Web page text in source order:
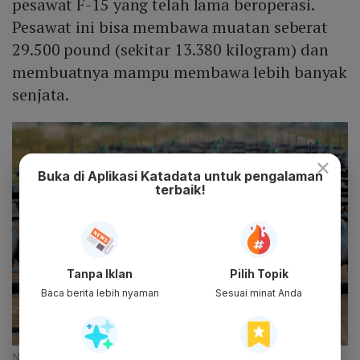
Pesawat ini bisa membawa muatan seberat
29.500 pound (sekitar 13.380 kilogram) dan
membuatnya mampu membawa lebih banyak
senjata.
×
Buka di Aplikasi Katadata untuk pengalaman
terbaik!
Tanpa Iklan
Baca berita lebih nyaman
Pilih Topik
Sesuai minat Anda